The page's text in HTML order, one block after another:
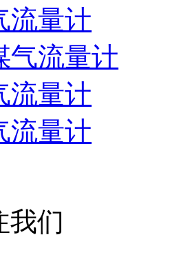
流量计
气流量计
流量计
流量计
我们